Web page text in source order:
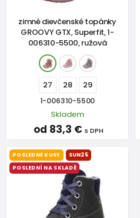
zimné dievčenské topánky
GROOVY GTX, Superfit, 1-
006310-5500, ružová
27 28 29
1-006310-5500
Skladem
od 83,3 € s DPH
POSLEDNÉ KUSY
SUN25
POSLEDNÍ NA SKLADĚ